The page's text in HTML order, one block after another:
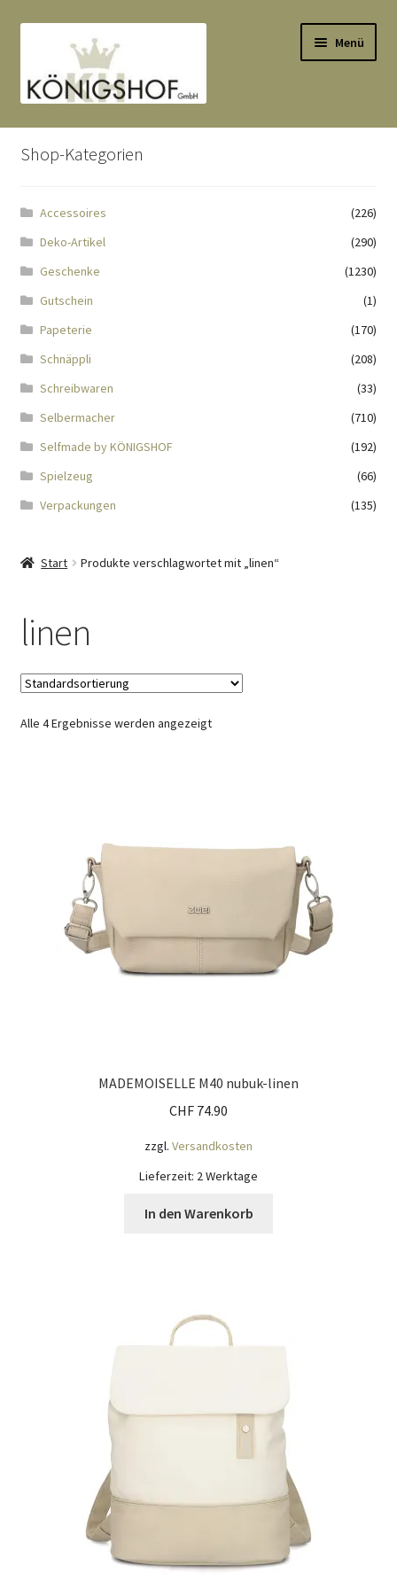
Navigation
springen
springen
Menü
Start
Anlässe
Datenauszug
Echtheit von Bewertungen
Impressum
Kasse
KÖNIGSHOF-Lädeli
Kontaktformular
Kunden-/Mitarbeitergeschenke
Saferpay Checkout
Shop-Kategorien
Accessoires
(226)
Deko-Artikel
(290)
Geschenke
(1230)
Gutschein
(1)
Papeterie
(170)
Schnäppli
(208)
Schreibwaren
(33)
Selbermacher
(710)
Selfmade by KÖNIGSHOF
(192)
Spielzeug
(66)
Verpackungen
(135)
Start Produkte verschlagwortet mit „linen“
linen
Alle 4 Ergebnisse werden angezeigt
MADEMOISELLE M40 nubuk-linen
CHF 74.90
zzgl. Versandkosten
Lieferzeit: 2 Werktage
In den Warenkorb